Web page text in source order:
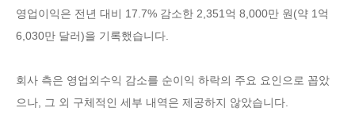
영업이익은 전년 대비 17.7% 감소한 2,351억 8,000만 원(약 1억
6,030만 달러)을 기록했습니다.
회사 측은 영업외수익 감소를 순이익 하락의 주요 요인으로 꼽았
으나, 그 외 구체적인 세부 내역은 제공하지 않았습니다.